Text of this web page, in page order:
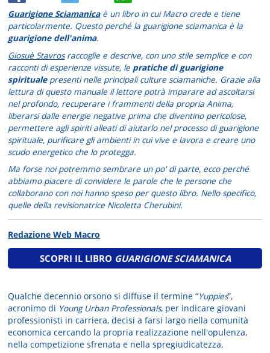
Guarigione Sciamanicaè un libro in cui Macro crede e tiene
particolarmente. Questo perché la guarigione sciamanica è la
guarigione dell'anima.
Giosuè Stavrosraccoglie e descrive, con uno stile semplice e con
racconti di esperienze vissute, le pratiche di guarigione
spiritualepresenti nelle principali culture sciamaniche. Grazie alla
lettura di questo manuale il lettore potrà imparare ad ascoltarsi
nel profondo, recuperare i frammenti della propria Anima,
liberarsi dalle energie negative prima che diventino pericolose,
permettere agli spiriti alleati di aiutarlo nel processo di guarigione
spirituale, purificare gli ambienti in cui vive e lavora e creare uno
scudo energetico che lo protegga.
Ma forse noi potremmo sembrare un po' di parte, ecco perché
abbiamo piacere di convidere le parole che le persone che
collaborano con noi hanno speso per questo libro. Nello specifico,
quelle della revisionatrice Nicoletta Cherubini.
Redazione Web Macro
SCOPRI IL LIBRO GUARIGIONE SCIAMANICA
Qualche decennio orsono si diffuse il termine “Yuppies”,
acronimo di Young Urban Professionals, per indicare giovani
professionisti in carriera, decisi a farsi largo nella comunità
economica cercando la propria realizzazione nell'opulenza,
nella competizione sfrenata e nella spregiudicatezza.